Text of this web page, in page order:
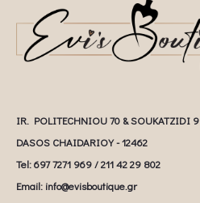
IR. POLITECHNIOU 70 & SOUKATZIDI 9
DASOS CHAIDARIOY - 12462
Tel: 697 7271 969 / 211 42 29 802
Email: info@evisboutique.gr